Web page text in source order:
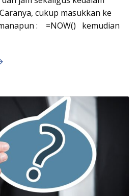
cukup masukkan ke
: =NOW() kemudian